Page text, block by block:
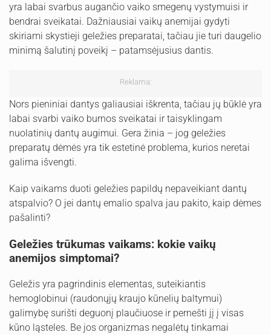
yra labai svarbus augančio vaiko smegenų vystymuisi ir
bendrai sveikatai. Dažniausiai vaikų anemijai gydyti
skiriami skystieji geležies preparatai, tačiau jie turi daugelio
minimą šalutinį poveikį – patamsėjusius dantis.
Reklama:
Nors pieniniai dantys galiausiai iškrenta, tačiau jų būklė yra
labai svarbi vaiko burnos sveikatai ir taisyklingam
nuolatinių dantų augimui. Gera žinia – jog geležies
preparatų dėmės yra tik estetinė problema, kurios neretai
galima išvengti.
Kaip vaikams duoti geležies papildų nepaveikiant dantų
atspalvio? O jei dantų emalio spalva jau pakito, kaip dėmes
pašalinti?
Geležies trūkumas vaikams: kokie vaikų
anemijos simptomai?
Geležis yra pagrindinis elementas, suteikiantis
hemoglobinui (raudonųjų kraujo kūnelių baltymui)
galimybę surišti deguonį plaučiuose ir pernešti jį į visas
kūno ląsteles. Be jos organizmas negalėtų tinkamai